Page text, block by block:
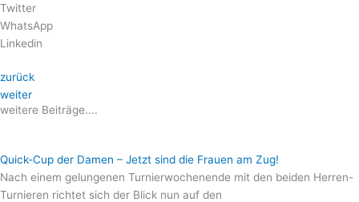
Twitter
WhatsApp
Linkedin
zurück
weiter
weitere Beiträge....
Quick-Cup der Damen – Jetzt sind die Frauen am Zug!
Nach einem gelungenen Turnierwochenende mit den beiden Herren-
Turnieren richtet sich der Blick nun auf den